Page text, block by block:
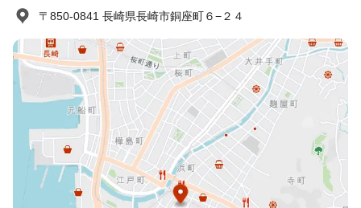
〒850-0841 長崎県長崎市銅座町６−２４